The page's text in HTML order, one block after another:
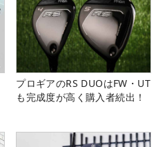
プロギアのRS DUOはFW・UT
も完成度が高く購入者続出！